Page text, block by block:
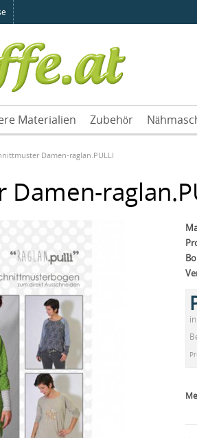
Materialien Zubehör
Damen-raglan.PULLI